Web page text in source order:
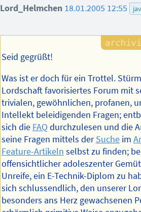
Lord_Helmchen 18.01.2005 12:55
Seid gegrüßt!
Was ist er doch für ein Trottel.
Lordschaft favorisiertes Forum mit
trivialen, gewöhnlichen, profanen,
Intellekt beleidigenden Fragen;
sich die FAQ durchzulesen und die
seine Fragen mittels derSucheim
Feature-Artikeln selbst zu finden;
offensichtlicher adoleszenter
Unreife, ein E-Technik-Diplom zu
sich schlussendlich, den unserer
besonders ans Herz gewachsenen